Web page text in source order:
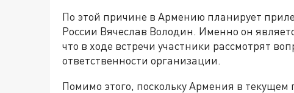
По этой причине в Армению планирует
России Вячеслав Володин. Именно он
что в ходе встречи участники рассмотрят
ответственности организации.
Помимо этого, поскольку Армения в текущем